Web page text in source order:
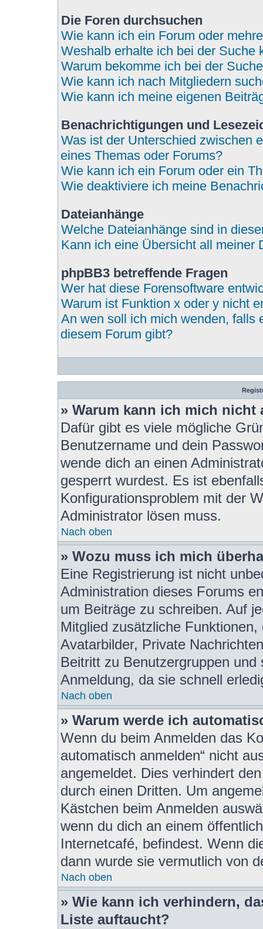
Die Foren durchsuchen
Wie kann ich ein Forum oder
Weshalb erhalte ich bei der Suche
Warum bekomme ich bei der
Wie kann ich nach Mitgliedern
Wie kann ich meine eigenen
Benachrichtigungen und
Was ist der Unterschied zwischen
eines Themas oder Forums?
Wie kann ich ein Forum oder ein
Wie deaktiviere ich meine
Dateianhänge
Welche Dateianhänge sind in
Kann ich eine Übersicht all meiner
phpBB3 betreffende Fragen
Wer hat diese Forensoftware
Warum ist Funktion x oder y nicht
An wen soll ich mich wenden, falls
diesem Forum gibt?
» Warum kann ich mich nicht
Dafür gibt es viele mögliche
Benutzername und dein
wende dich an einen
gesperrt wurdest. Es ist
Konfigurationsproblem mit der
Administrator lösen muss.
Nach oben
» Wozu muss ich mich
Eine Registrierung ist nicht
Administration dieses Forums
um Beiträge zu schreiben. Auf
Mitglied zusätzliche
Avatarbilder, Private
Beitritt zu Benutzergruppen
Anmeldung, da sie schnell
Nach oben
» Warum werde ich
Wenn du beim Anmelden das
automatisch anmelden“ nicht
angemeldet. Dies verhindert
durch einen Dritten. Um
Kästchen beim Anmelden
wenn du dich an einem
Internetcafé, befindest. Wenn
dann wurde sie vermutlich von
Nach oben
» Wie kann ich verhindern,
Liste auftaucht?